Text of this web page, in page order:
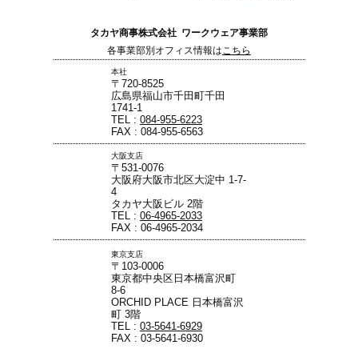
タカヤ商事株式会社 ワークウェア事業部
各事業部別オフィス情報はこちら
本社
〒720-8525
広島県福山市千田町千田
1741-1
TEL : 084-955-6223
FAX : 084-955-6563
大阪支店
〒531-0076
大阪府大阪市北区大淀中 1-7-
4
タカヤ大阪ビル 2階
TEL : 06-4965-2033
FAX : 06-4965-2034
東京支店
〒103-0006
東京都中央区日本橋富沢町
8-6
ORCHID PLACE 日本橋富沢
町 3階
TEL : 03-5641-6929
FAX : 03-5641-6930